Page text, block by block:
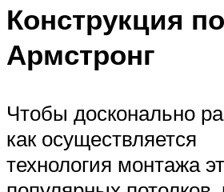
Конструкция
Армстронг
Чтобы досконально
как осуществляется
технология монтажа